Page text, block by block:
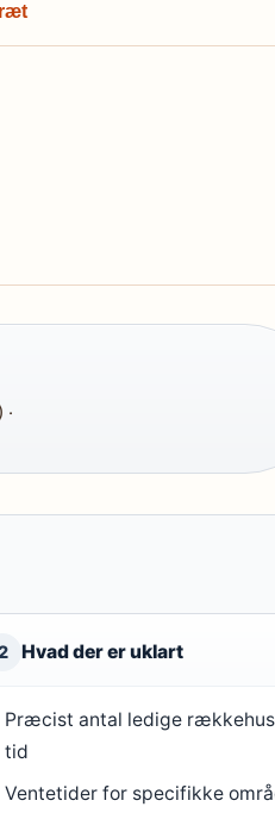
Hvad der er uklart
Præcist antal ledige
tid
Ventetider for specifikke